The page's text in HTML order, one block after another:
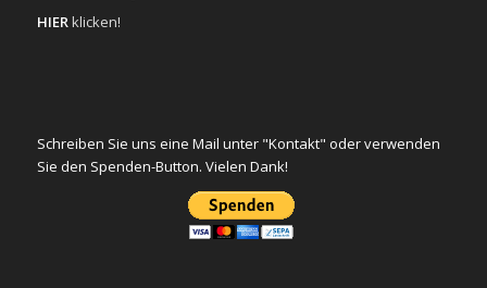
HIERklicken!
Schreiben Sie uns eine Mail unter "Kontakt" oder verwenden
Sie den Spenden-Button. Vielen Dank!